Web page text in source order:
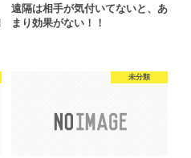
遠隔は相手が気付いてないと、あ
まり効果がない！！
未分類